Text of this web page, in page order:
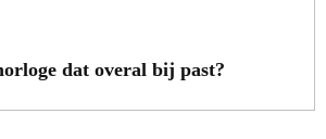
dat overal bij past?